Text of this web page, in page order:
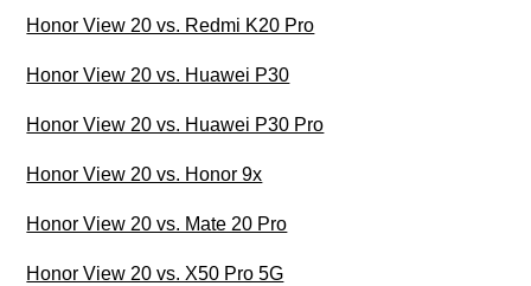
Honor View 20 vs. Redmi K20 Pro
Honor View 20 vs. Huawei P30
Honor View 20 vs. Huawei P30 Pro
Honor View 20 vs. Honor 9x
Honor View 20 vs. Mate 20 Pro
Honor View 20 vs. X50 Pro 5G